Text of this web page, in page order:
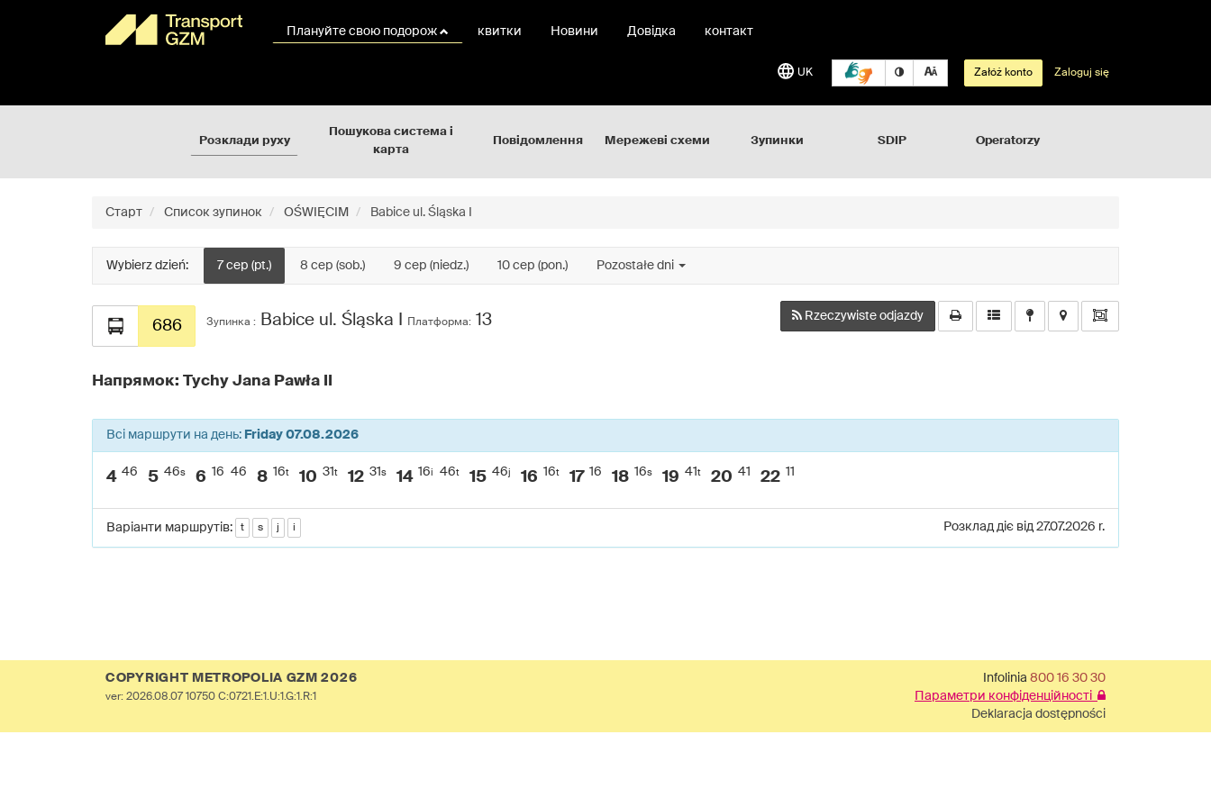
Плануйте свою подорож квитки Новини Довідка контакт
UK Załóż konto Zaloguj się
Розклади руху
Пошукова система і
карта
Повідомлення Мережеві схеми Зупинки SDIP Operatorzy
Старт Список зупинок OŚWIĘCIM Babice ul. Śląska I
Wybierz dzień: 7 сер (pt.) 8 сер (sob.) 9 сер (niedz.) 10 сер (pon.) Pozostałe dni
686 Зупинка :Babice ul. Śląska I Платформа:13 Rzeczywiste odjazdy
Напрямок: Tychy Jana Pawła II
Всі маршрути на день: Friday 07.08.2026
4 46 5 46s 6 16 46 8 16t 10 31 t 12 31 s 14 16i 46t 15 46j 16 16t 17 16 18 16s 19 41 t 20 41 22 11
Варіанти маршрутів: t s j i Розклад діє від 27.07.2026 r.
COPYRIGHT METROPOLIA GZM 2026 Infolinia 800 16 30 30
ver: 2026.08.07 10750 C:0721.E:1.U:1.G:1.R:1
Параметри конфіденційності
Deklaracja dostępności